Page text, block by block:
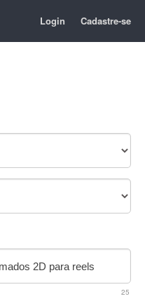
Login Cadastre-se
25